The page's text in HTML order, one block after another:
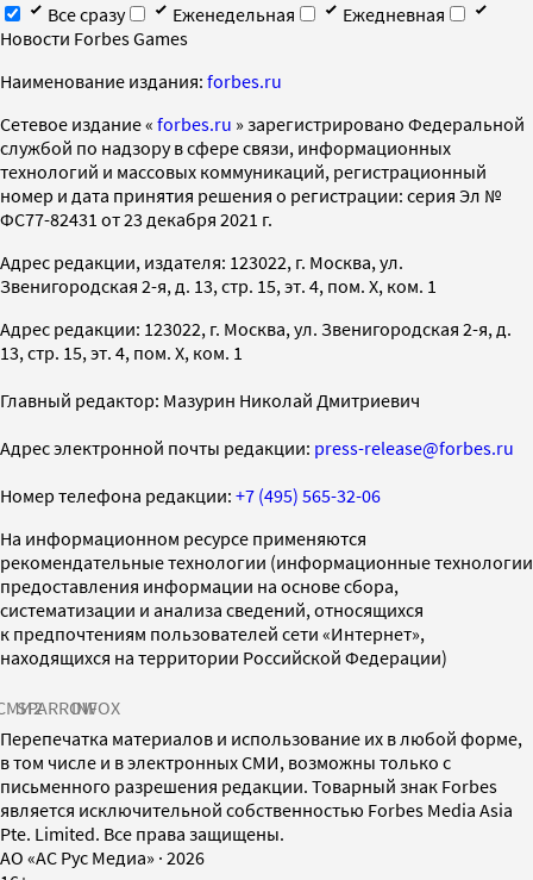
Все сразу
Еженедельная
Ежедневная
Новости Forbes Games
Наименование издания: forbes.ru
Cетевое издание « forbes.ru » зарегистрировано Федеральной
службой по надзору в сфере связи, информационных
технологий и массовых коммуникаций, регистрационный
номер и дата принятия решения о регистрации: серия Эл №
ФС77-82431 от 23 декабря 2021 г.
Адрес редакции, издателя: 123022, г. Москва, ул.
Звенигородская 2-я, д. 13, стр. 15, эт. 4, пом. X, ком. 1
Адрес редакции: 123022, г. Москва, ул. Звенигородская 2-я, д.
13, стр. 15, эт. 4, пом. X, ком. 1
Главный редактор: Мазурин Николай Дмитриевич
Адрес электронной почты редакции: press-release@forbes.ru
Номер телефона редакции: +7 (495) 565-32-06
На информационном ресурсе применяются
рекомендательные технологии (информационные технологии
предоставления информации на основе сбора,
систематизации и анализа сведений, относящихся
к предпочтениям пользователей сети «Интернет»,
находящихся на территории Российской Федерации)
SPARROWINFOX
Перепечатка материалов и использование их в любой форме,
в том числе и в электронных СМИ, возможны только с
письменного разрешения редакции. Товарный знак Forbes
является исключительной собственностью Forbes Media Asia
Pte. Limited. Все права защищены.
AO «АС Рус Медиа» · 2026